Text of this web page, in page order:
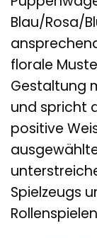
Blau/Rosa/
florale
Gestaltung
und spricht
positive
Spielzeugs